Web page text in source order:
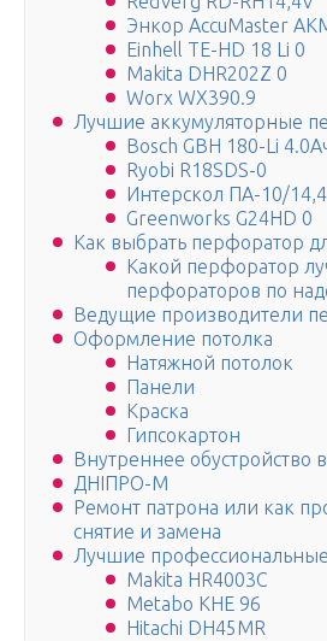
Энкор AccuMaster
Einhell TE-HD 18 Li 0
Makita DHR202Z 0
Worx WX390.9
Лучшие аккумуляторные
Bosch GBH 180-Li
Ryobi R18SDS-0
Интерскол ПА-10/
Greenworks G24HD 0
Как выбрать перфоратор
Какой перфоратор
перфораторов по
Ведущие производители
Оформление потолка
Натяжной потолок
Панели
Краска
Гипсокартон
Внутреннее обустройство
ДНІПРО-М
Ремонт патрона или как
снятие и замена
Лучшие
Makita HR4003C
Metabo KHE 96
Hitachi DH45MR